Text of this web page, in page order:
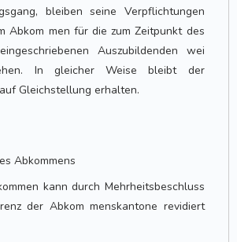
bleiben seine Verpflichtungen
Abkom men für die zum Zeitpunkt des
Auszubildenden wei
In gleicher Weise bleibt der
Gleichstellung erhalten.
Abkommens
kann durch Mehrheitsbeschluss
der Abkom menskantone revidiert